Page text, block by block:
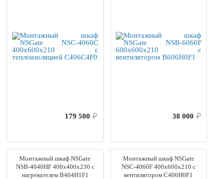
179 500 ₽
38 000 ₽
Монтажный шкаф NSGate
NSB-4040HF 400x400x230 с
нагревателем B404H1F1
Монтажный шкаф NSGate
NSC-4060F 400x600x210 с
вентилятором C406H0F1